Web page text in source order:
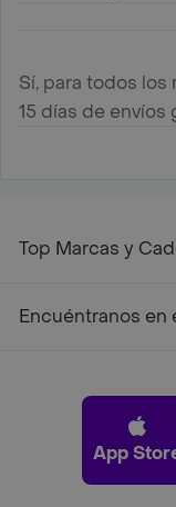
Sí, para todos
15 días de
Top Marcas y
Encuéntranos en
App